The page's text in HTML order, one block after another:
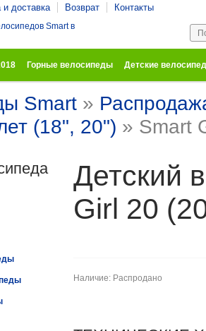
доставка Возврат Контакты
Горные велосипеды Детские
Smart »
(18", 20") » Smart
Детский
Girl 20
Наличие: Распродано